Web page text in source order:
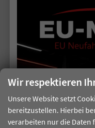
22.090,– €
incl. 19% MwSt.
Verbrauch kombiniert:
-Klasse: D
CO -Emissionen:
Wir respektieren
Unsere Website setzt
bereitzustellen. Hierbei
verarbeiten nur die Daten